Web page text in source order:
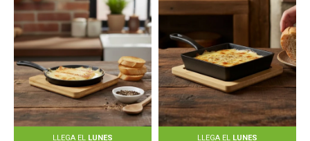
LLEGA EL LUNES LLEGA EL LUNES